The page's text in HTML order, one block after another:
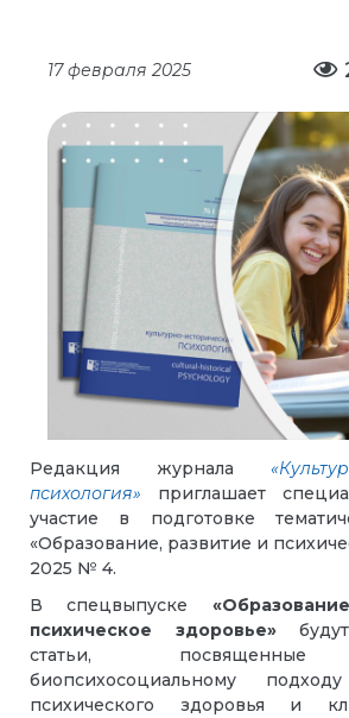
17 февраля 2025
Редакция журнала
психология» приглашает
участие в подготовке
«Образование, развитие и
2025 № 4.
В спецвыпуске
психическое здоровье»будут
статьи, посвященные
биопсихосоциальному
психического здоровья и